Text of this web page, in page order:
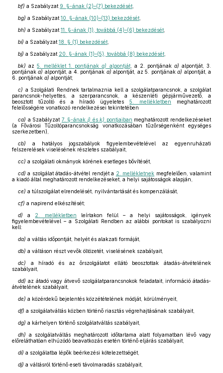
bf) a Szabályzat 9. §-ának (2)–(7) bekezdését
bg) a Szabályzat 10. §-ának (10)–(13) bekezdését
bh) a Szabályzat 11. §-ának (1), továbbá (4)–(6) bekezdését
bi) a Szabályzat 18. § (1) bekezdését
bj) a Szabályzat 20. §-ának (1)–(5), továbbá (8) bekezdését
bk) az5. melléklet 1. pontjánaka) alpontját, a 2. pontjának a) alpontját, 3.
pontjánaka) alpontját, a 4. pontjának a) alpontját, az 5. pontjánaka) alpontját, a
6. pontjának a) alpontját;
c) a Szolgálati Rendnek tartalmaznia kell a szolgálatparancsnok, a szolgálat
parancsnok-helyettes, a szerparancsnok, a készenléti gépjárművezető, a
beosztott tűzoltó és a híradó ügyeletes 5. mellékletben meghatározott
felelősségére vonatkozó rendelkezései tekintetében
ca) a Szabályzat 7. §-ánakj) ésk) pontjaiban meghatározott rendelkezéseket
(a Fővárosi Tűzoltóparancsnokság vonatkozásában tűzőrségenként egységes
szerkezetben),
cb) a hatályos jogszabályok figyelembevételével az egyenruházati
felszerelések viselésének részletes szabályait,
cc) a szolgálati okmányok körének esetleges bővítését,
cd) a szolgálat átadás-átvétel rendjét a 2. mellékletnek megfelelően, valamint
a kiadó által meghatározott rendelkezéseket, a helyi sajátosságok alapján,
ce) a túlszolgálat elrendelését, nyilvántartását és kompenzálását,
cf) a napirend elkészítését;
d) a 2. mellékletben leírtakon felül – a helyi sajátosságok, igények
figyelembevételével – a Szolgálati Rendben az alábbi pontokat is szabályozni
kell:
da) a váltás időpontját, helyét és alakzati formáját,
db) a váltáson részt vevők öltözetét, viselésének szabályait,
dc) a híradó és az őrszolgálatot ellátó beosztottak átadás-átvételének
szabályait,
dd) az átadó vagy átvevő szolgálatparancsnokok feladatait, információ átadás-
átvételének szabályait,
de) a közérdekű bejelentés közzétételének módját, körülményeit,
df) a szolgálatváltás közben történő riasztás végrehajtásának szabályait,
dg) a kárhelyen történő szolgálatváltás szabályait,
dh) a szolgálatváltás meghatározott időtartama alatt folyamatban lévő vagy
előreláthatóan elhúzódó beavatkozás esetén történő eljárás szabályait,
di) a szolgálatba lépők beérkezési kötelezettségét,
dj) a váltásról történő eseti távolmaradás szabályait,